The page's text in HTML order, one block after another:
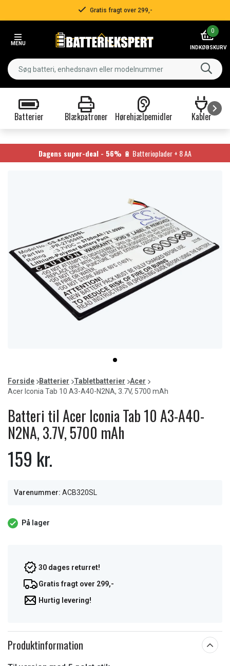
Gratis fragt over 299,-
MENU
0
INDKØBSKURV
Batterier Blækpatroner Hørehjælpemidler Kabler
9
Dagens super-deal - 56% 🔋 Batterioplader + 8 AA
item
0
of
1
Forside Batterier Tabletbatterier
Acer
Acer Iconia Tab 10 A3-A40-N2NA, 3.7V, 5700 mAh
Batteri til Acer Iconia Tab 10 A3-A40-
N2NA, 3.7V, 5700 mAh
159 kr.
Varenummer: ACB320SL
På lager
30 dages returret!
Gratis fragt over 299,-
Hurtig levering!
Produktinformation